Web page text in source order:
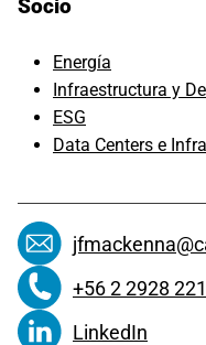
Socio
Energía
Infraestructura y
ESG
Data Centers e
+56 2 2928
LinkedIn